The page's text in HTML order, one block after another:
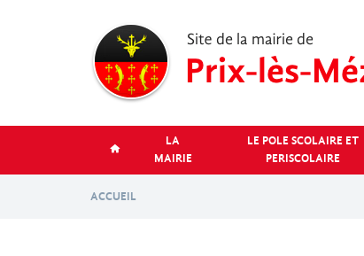
LA
MAIRIE
LE POLE SCOLAIRE ET
PERISCOLAIRE
ACCUEIL